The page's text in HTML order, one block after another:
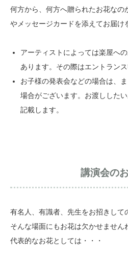
何方から、何方へ贈られたお花なの
やメッセージカードを添えてお届け
アーティストによっては楽屋へ
あります。その際はエントラン
お子様の発表会などの場合は、
場合がございます。お渡しした
記載します。
講演会の
有名人、有識者、先生をお招きして
そんな場面にもお花は欠かせません
代表的なお花としては・・・